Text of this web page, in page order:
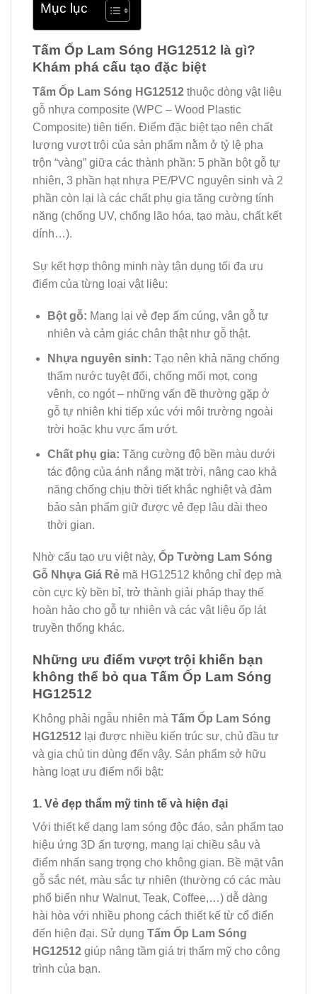
Mục lục
Tấm Ốp Lam Sóng HG12512 là gì?
Khám phá cấu tạo đặc biệt
Tấm Ốp Lam Sóng HG12512 thuộc dòng vật liệu
gỗ nhựa composite (WPC – Wood Plastic
Composite) tiên tiến. Điểm đặc biệt tạo nên chất
lượng vượt trội của sản phẩm nằm ở tỷ lệ pha
trộn “vàng” giữa các thành phần: 5 phần bột gỗ tự
nhiên, 3 phần hạt nhựa PE/PVC nguyên sinh và 2
phần còn lại là các chất phụ gia tăng cường tính
năng (chống UV, chống lão hóa, tạo màu, chất kết
dính…).
Sự kết hợp thông minh này tận dụng tối đa ưu
điểm của từng loại vật liệu:
Bột gỗ: Mang lại vẻ đẹp ấm cúng, vân gỗ tự
nhiên và cảm giác chân thật như gỗ thật.
Nhựa nguyên sinh: Tạo nên khả năng chống
thấm nước tuyệt đối, chống mối mọt, cong
vênh, co ngót – những vấn đề thường gặp ở
gỗ tự nhiên khi tiếp xúc với môi trường ngoài
trời hoặc khu vực ẩm ướt.
Chất phụ gia: Tăng cường độ bền màu dưới
tác động của ánh nắng mặt trời, nâng cao khả
năng chống chịu thời tiết khắc nghiệt và đảm
bảo sản phẩm giữ được vẻ đẹp lâu dài theo
thời gian.
Nhờ cấu tạo ưu việt này, Ốp Tường Lam Sóng
Gỗ Nhựa Giá Rẻ mã HG12512 không chỉ đẹp mà
còn cực kỳ bền bỉ, trở thành giải pháp thay thế
hoàn hảo cho gỗ tự nhiên và các vật liệu ốp lát
truyền thống khác.
Những ưu điểm vượt trội khiến bạn
không thể bỏ qua Tấm Ốp Lam Sóng
HG12512
Không phải ngẫu nhiên mà Tấm Ốp Lam Sóng
HG12512 lại được nhiều kiến trúc sư, chủ đầu tư
và gia chủ tin dùng đến vậy. Sản phẩm sở hữu
hàng loạt ưu điểm nổi bật:
1. Vẻ đẹp thẩm mỹ tinh tế và hiện đại
Với thiết kế dạng lam sóng độc đáo, sản phẩm tạo
hiệu ứng 3D ấn tượng, mang lại chiều sâu và
điểm nhấn sang trọng cho không gian. Bề mặt vân
gỗ sắc nét, màu sắc tự nhiên (thường có các màu
phổ biến như Walnut, Teak, Coffee,…) dễ dàng
hài hòa với nhiều phong cách thiết kế từ cổ điển
đến hiện đại. Sử dụng Tấm Ốp Lam Sóng
HG12512 giúp nâng tầm giá trị thẩm mỹ cho công
trình của bạn.